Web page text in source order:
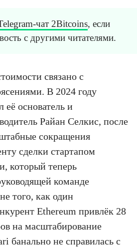
чат 2Bitcoins, если
с другими читателями.
связано с
В 2024 году
основатель и
Райан Селкис, после
сокращения
сделки стартапом
который теперь
команде
того, как один
Ethereum привлёк 28
на масштабирование
банально не справилась с